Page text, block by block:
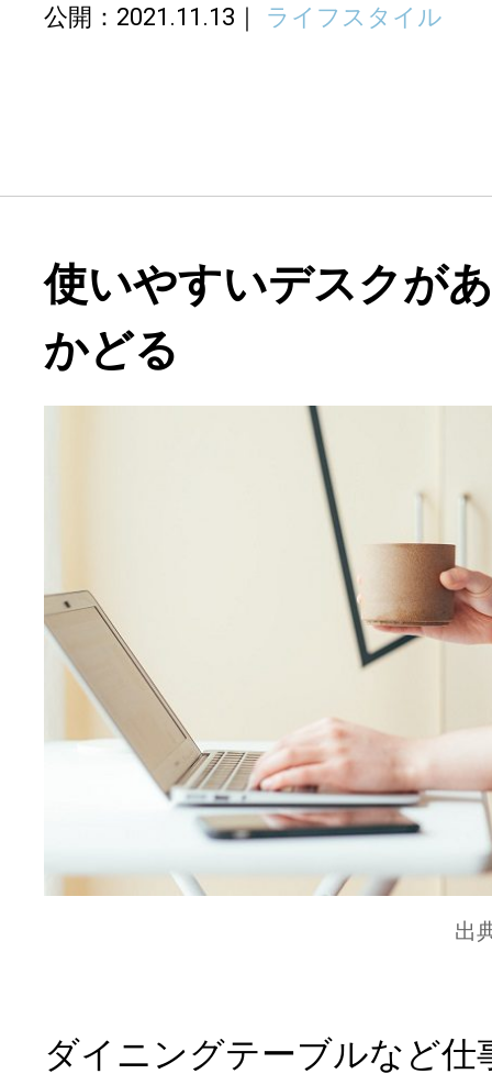
公開：2021.11.13 ライフスタイル
使いやすいデスクが
かどる
出
ダイニングテーブルなど仕